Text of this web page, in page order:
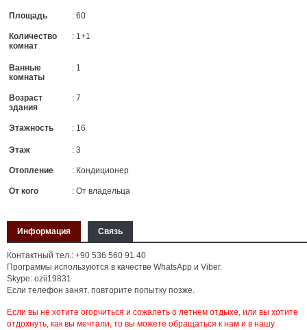
Площадь : 60
Количество
комнат
: 1+1
Ванные
комнаты
: 1
Возраст
здания
: 7
Этажность : 16
Этаж : 3
Отопление : Кондиционер
От кого : От владельца
Информация Связь
Контактный тел.: +90 536 560 91 40
Программы используются в качестве WhatsApp и Viber.
Skype: ozii19831
Если телефон занят, повторите попытку позже.
Если вы не хотите огорчиться и сожалеть о летнем отдыхе, или вы хотите
отдохнуть, как вы мечтали, то вы можете обращаться к нам и в нашу